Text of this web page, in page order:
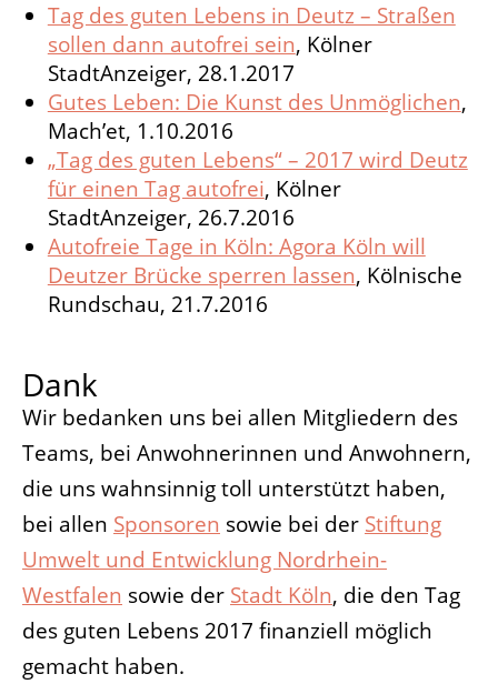
Tag des guten Lebens in Deutz – Straßen
sollen dann autofrei sein, Kölner
StadtAnzeiger, 28.1.2017
Gutes Leben: Die Kunst des Unmöglichen,
Mach’et, 1.10.2016
„Tag des guten Lebens“ – 2017 wird Deutz
für einen Tag autofrei, Kölner
StadtAnzeiger, 26.7.2016
Autofreie Tage in Köln: Agora Köln will
Deutzer Brücke sperren lassen, Kölnische
Rundschau, 21.7.2016
Dank
Wir bedanken uns bei allen Mitgliedern des
Teams, bei Anwohnerinnen und Anwohnern,
die uns wahnsinnig toll unterstützt haben,
bei allen Sponsoren sowie bei der Stiftung
Umwelt und Entwicklung Nordrhein-
Westfalen sowie der Stadt Köln, die den Tag
des guten Lebens 2017 finanziell möglich
gemacht haben.